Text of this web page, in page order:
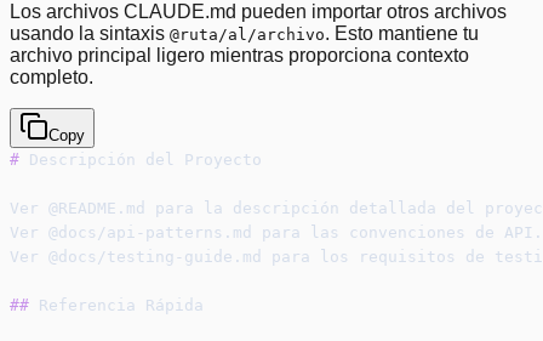
Los archivos CLAUDE.md pueden importar otros archivos
usando la sintaxis @ruta/al/archivo. Esto mantiene tu
archivo principal ligero mientras proporciona contexto
completo.
Copy
# Descripción del Proyecto
Ver @README.md para la descripción detallada del
Ver @docs/api-patterns.md para las convenciones de API.
Ver @docs/testing-guide.md para los requisitos de
## Referencia Rápida